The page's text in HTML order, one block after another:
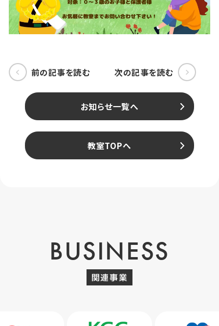
前の記事を読む 次の記事を読む
お知らせ一覧へ
教室TOPへ
BUSINESS
関連事業